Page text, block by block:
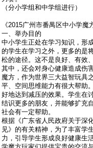
（分小学组和中学组进行）
《2015广州市番禺区中小学魔
一、举办目的
中小学生正处在学习知识，形
的学生在学习之外，更多的是
松的途径。这不是良好、有效
其中，还会对身心健康造成伤害
魔方，作为世界三大益智玩具
平、空间思维能力有很大帮助
好地达到减压的效果。学生在
结识更多的朋友，并能够扩充
社会有一定帮助。
根据《广东省人民政府关于深
见》的有关精神，为了丰富学
力，引导学生形成良好健康生